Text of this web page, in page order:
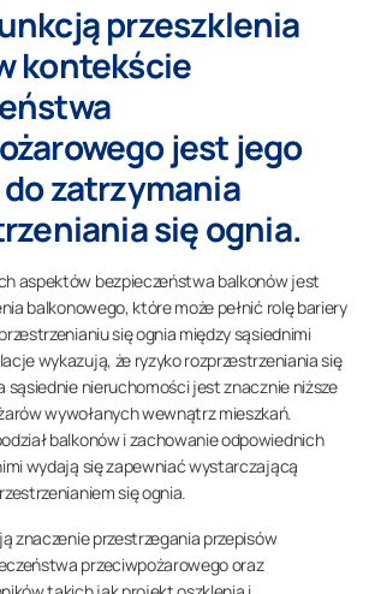
przeszklenia
kontekście
jest jego
zatrzymania
się ognia.
aspektów bezpieczeństwa balkonów jest
balkonowego, które może pełnić rolę bariery
się ognia między sąsiednimi
wykazują, że ryzyko rozprzestrzeniania się
sąsiednie nieruchomości jest znacznie niższe
wywołanych wewnątrz mieszkań.
balkonów i zachowanie odpowiednich
wydają się zapewniać wystarczającą
się ognia.
znaczenie przestrzegania przepisów
przeciwpożarowego oraz